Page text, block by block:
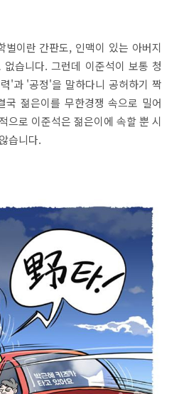
이란 간판도, 인맥이 있는 아버지
습니다. 그런데 이준석이 보통 청
'과 '공정'을 말하다니 공허하기 짝
국 젊은이를 무한경쟁 속으로 밀어
으로 이준석은 젊은이에 속할 뿐 시
습니다.